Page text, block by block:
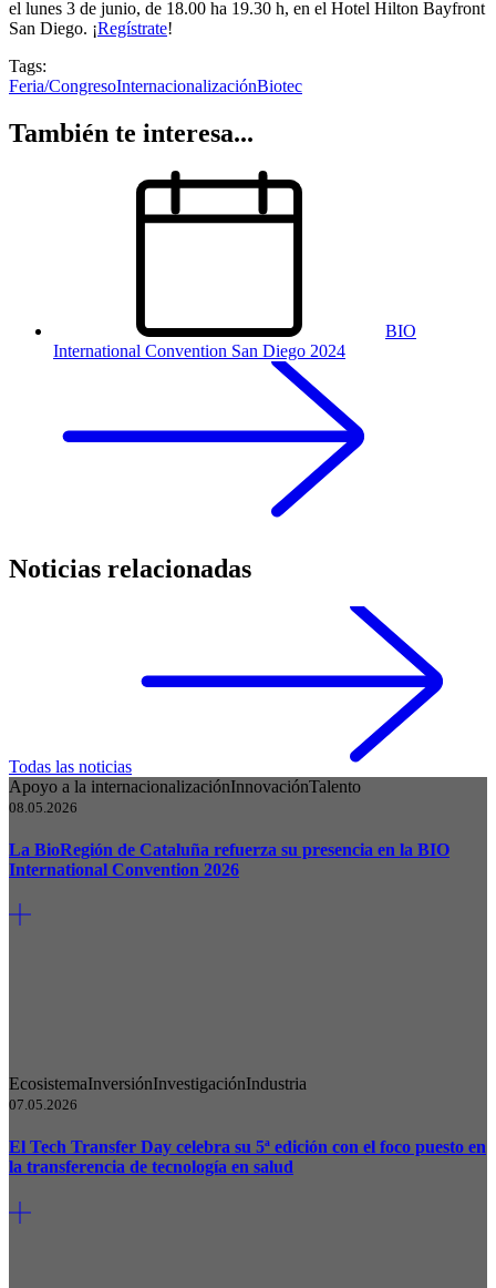
el lunes 3 de junio, de 18.00 ha 19.30 h, en el Hotel Hilton Bayfront
San Diego. ¡Regístrate!
Tags:
Feria/CongresoInternacionalizaciónBiotec
También te interesa...
BIO
International Convention San Diego 2024
Noticias relacionadas
Todas las noticias
Apoyo a la internacionalizaciónInnovaciónTalento
08.05.2026
La BioRegión de Cataluña refuerza su presencia en la BIO
International Convention 2026
EcosistemaInversiónInvestigaciónIndustria
07.05.2026
El Tech Transfer Day celebra su 5ª edición con el foco puesto en
la transferencia de tecnología en salud